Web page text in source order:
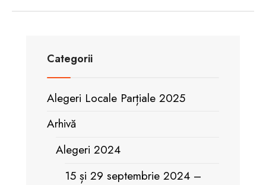
Categorii
Alegeri Locale Parțiale 2025
Arhivă
Alegeri 2024
15 și 29 septembrie 2024 –